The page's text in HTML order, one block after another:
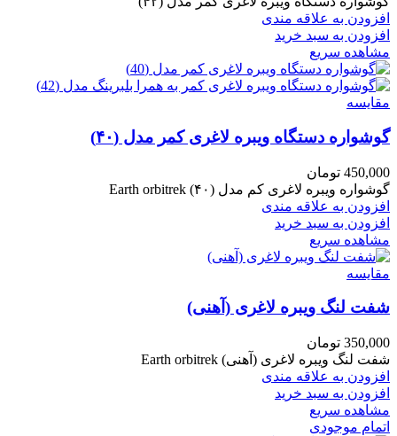
افزودن به علاقه مندی
افزودن به سبد خرید
مشاهده سریع
مقایسه
گوشواره دستگاه ویبره لاغری کمر مدل (۴۰)
450,000 تومان
گوشواره ویبره لاغری کم مدل (۴۰) Earth orbitrek
افزودن به علاقه مندی
افزودن به سبد خرید
مشاهده سریع
مقایسه
شفت لنگ ویبره لاغری (آهنی)
350,000 تومان
شفت لنگ ویبره لاغری (آهنی) Earth orbitrek
افزودن به علاقه مندی
افزودن به سبد خرید
مشاهده سریع
اتمام موجودی